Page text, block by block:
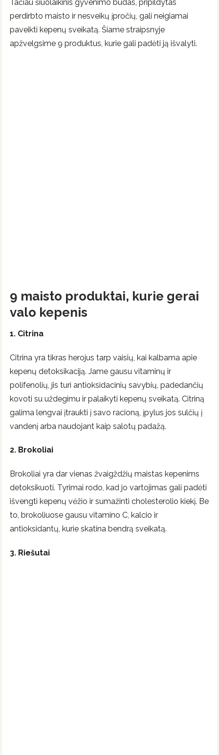
Tačiau šiuolaikinis gyvenimo būdas, pripildytas
perdirbto maisto ir nesveikų įpročių, gali neigiamai
paveikti kepenų sveikatą. Šiame straipsnyje
apžvelgsime 9 produktus, kurie gali padėti ją išvalyti.
9 maisto produktai, kurie gerai
valo kepenis
1. Citrina
Citrina yra tikras herojus tarp vaisių, kai kalbama apie
kepenų detoksikaciją. Jame gausu vitaminų ir
polifenolių, jis turi antioksidacinių savybių, padedančių
kovoti su uždegimu ir palaikyti kepenų sveikatą. Citriną
galima lengvai įtraukti į savo racioną, įpylus jos sulčių į
vandenį arba naudojant kaip salotų padažą.
2. Brokoliai
Brokoliai yra dar vienas žvaigždžių maistas kepenims
detoksikuoti. Tyrimai rodo, kad jo vartojimas gali padėti
išvengti kepenų vėžio ir sumažinti cholesterolio kiekį. Be
to, brokoliuose gausu vitamino C, kalcio ir
antioksidantų, kurie skatina bendrą sveikatą.
3. Riešutai